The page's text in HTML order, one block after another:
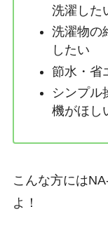
洗濯した
洗濯物の
したい
節水・省
シンプル
機がほし
こんな方には
よ！